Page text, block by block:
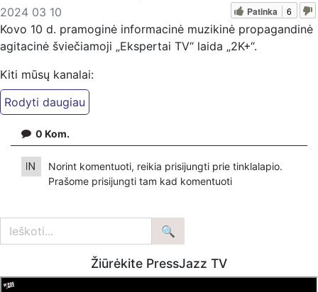
2024 03 10 Patinka 6
Kovo 10 d. pramoginė informacinė muzikinė propagandinė
agitacinė šviečiamoji „Ekspertai TV“ laida „2K+“.
Kiti mūsų kanalai:
Ekspertai.eu Telegram'e – https://t.me/ekspertaiTelegram
Dailymotion: https://www.dailymotion.com/ekspertai
https://www.ekspertai.eu
Mūsų veikla galima tik dėka skaitytojų ir žiūrovų, mus
paremti galima šiais būdais:
https://www.paypal.com/paypalme/Ekspertaieu?
locale.x=en_US
0 Kom.
Norint komentuoti, reikia prisijungti prie tinklalapio.
Prašome prisijungti tam kad komentuoti
Žiūrėkite PressJazz TV